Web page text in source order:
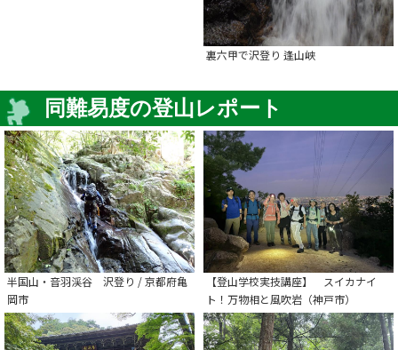
裏六甲で沢登り 逢山峡
同難易度の登山レポート
半国山・音羽渓谷 沢登り / 京都府亀
岡市
【登山学校実技講座】 スイカナイ
ト！万物相と風吹岩（神戸市）